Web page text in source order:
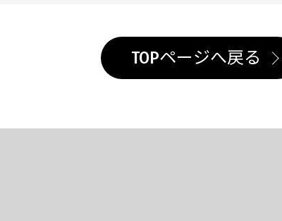
TOPページへ戻る